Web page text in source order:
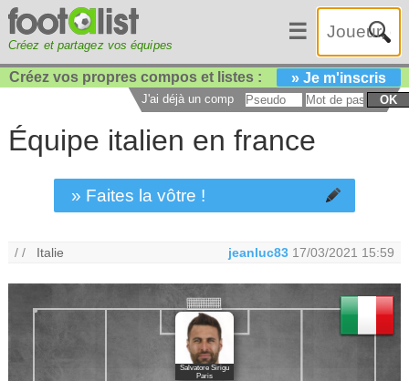
Créez et partagez vos équipes
☰
Créez vos propres compos et listes : » Je m'inscris
J'ai déjà un compte : OK
Équipe italien en france
» Faites la vôtre !
/ / Italie jeanluc83 17/03/2021 15:59
Salvatore Sirigu
Paris